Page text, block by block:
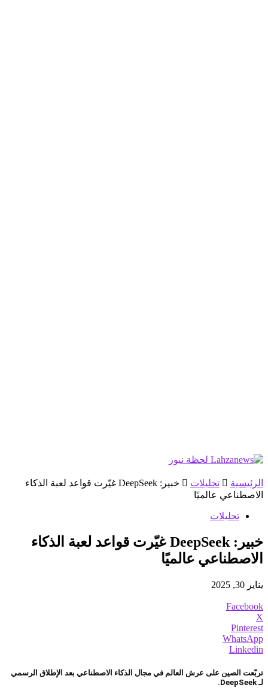
الرئيسية تحليلات
خبير: DeepSeek غيّرت قواعد لعبة الذكاء
الاصطناعي عالميًا
تحليلات
خبير: DeepSeek غيّرت قواعد لعبة الذكاء
الاصطناعي عالميًا
يناير 30, 2025
Facebook
X
Pinterest
WhatsApp
Linkedin
تربّعت الصين على عرش العالم في مجال الذكاء الاصطناعي بعد الإطلاق الرسمي
لـ DeepSeek.